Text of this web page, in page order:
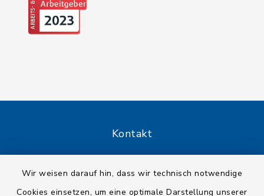
Wir weisen darauf hin, dass wir technisch notwendige
Cookies einsetzen, um eine optimale Darstellung unserer
Kontakt